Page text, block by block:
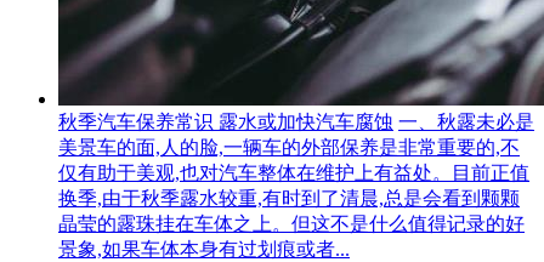
秋季汽车保养常识 露水或加快汽车腐蚀 一、秋露未必是
美景车的面,人的脸,一辆车的外部保养是非常重要的,不
仅有助于美观,也对汽车整体在维护上有益处。目前正值
换季,由于秋季露水较重,有时到了清晨,总是会看到颗颗
晶莹的露珠挂在车体之上。但这不是什么值得记录的好
景象,如果车体本身有过划痕或者...